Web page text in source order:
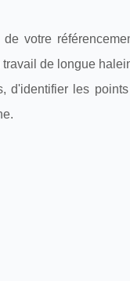
votre
de longue
d'identifier les